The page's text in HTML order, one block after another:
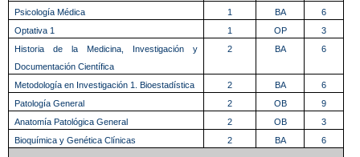
Psicología Médica
1 BA
6
Optativa 1
1 OP
3
Historia de la Medicina, Investigación y
Documentación Científica
2 BA 6
Metodología en Investigación 1. Bioestadística 2 BA
6
Patología General
2 OB
9
Anatomía Patológica General
2 OB
3
Bioquímica y Genética Clínicas
2 BA 6